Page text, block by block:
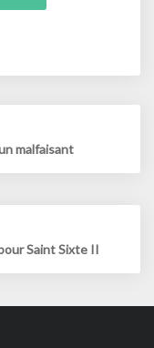
malfaisant
Saint Sixte II